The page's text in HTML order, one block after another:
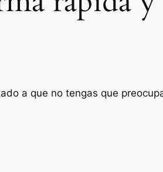
a que no tengas que